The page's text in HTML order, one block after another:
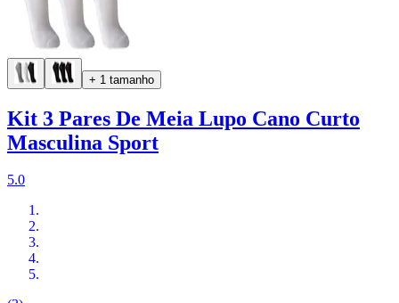
+ 1 tamanho
Kit 3 Pares De Meia Lupo Cano Curto
Masculina Sport
5.0